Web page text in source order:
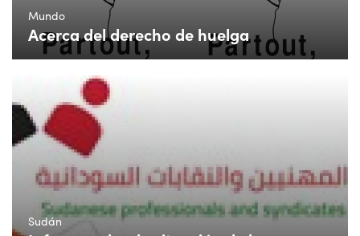
Mundo
Acerca del derecho de huelga
Sudán